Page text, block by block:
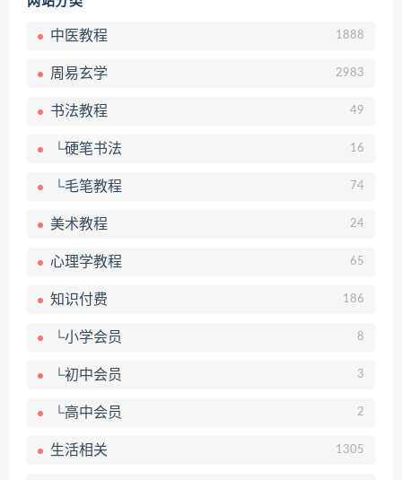
中医教程 1888
周易玄学 2983
书法教程 49
└硬笔书法 16
└毛笔教程 74
美术教程 24
心理学教程 65
知识付费 186
└小学会员 8
└初中会员 3
└高中会员 2
生活相关 1305